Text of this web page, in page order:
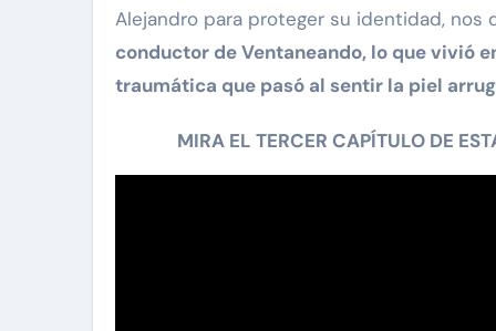
Alejandro para proteger su identidad, nos
conductor de Ventaneando, lo que vivió
traumática que pasó al sentir la piel
MIRA EL TERCER CAPÍTULO DE